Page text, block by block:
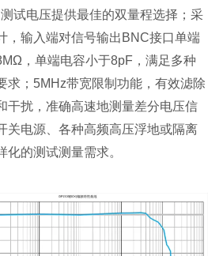
试电压提供最佳的双量程选择；采
，输入端对信号输出BNC接口单端
，单端电容小于8pF，满足多种
求；5MHz带宽限制功能，有效滤除
干扰，准确高速地测量差分电压信
关电源、各种高频高压浮地或隔离
化的测试测量需求。